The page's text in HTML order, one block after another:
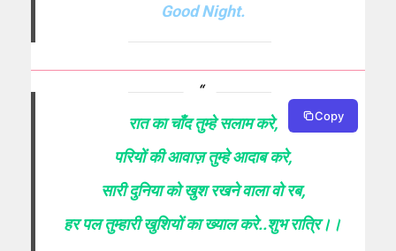
Good Night.
रात का चाँद तुम्हे सलाम करे,
परियों की आवाज़ तुम्हे आदाब करे,
सारी दुनिया को खुश रखने वाला वो रब,
हर पल तुम्हारी खुशियों का ख्याल करे..शुभ रात्रि।।
Copy